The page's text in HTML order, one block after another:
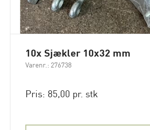
10x Sjækler 10x32 mm
Varenr.: 276738
Pris: 85,00 pr. stk